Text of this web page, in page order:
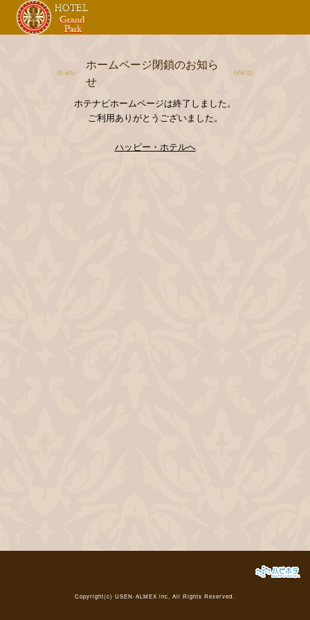
ホームページ閉鎖のお知ら
せ
ホテナビホームページは終了しました。
ご利用ありがとうございました。
ハッピー・ホテルへ
Copyright(c)USEN-ALMEX inc, All Rights Reserved.